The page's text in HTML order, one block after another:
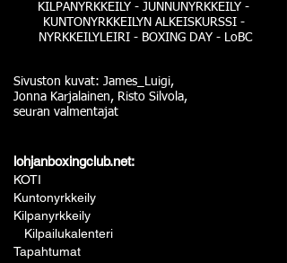
KILPANYRKKEILY - JUNNUNYRKKEILY -
KUNTONYRKKEILYN ALKEISKURSSI -
NYRKKEILYLEIRI - BOXING DAY - LoBC
Sivuston kuvat: James_Luigi,
Jonna Karjalainen, Risto Silvola,
seuran valmentajat
lohjanboxingclub.net:
KOTI
Kuntonyrkkeily
Kilpanyrkkeily
Kilpailukalenteri
Tapahtumat